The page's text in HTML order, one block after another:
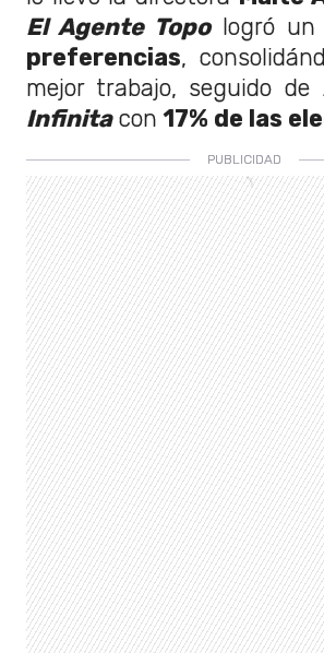
El Agente Topologró un
preferencias,
mejor trabajo, seguido de
Infinita con17% de las